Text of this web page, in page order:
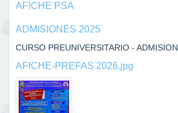
AFICHE PSA
ADMISIONES 2025
CURSO PREUNIVERSITARIO -
AFICHE-PREFAS 2026.jpg